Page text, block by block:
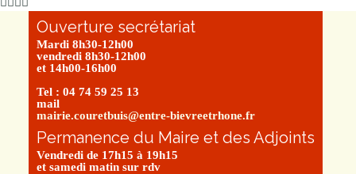
Ouverture secrétariat
Mardi 8h30-12h00
vendredi 8h30-12h00
et 14h00-16h00
Tel : 04 74 59 25 13
mail
mairie.couretbuis@entre-bievreetrhone.fr
Permanence du Maire et des Adjoints
Vendredi de 17h15 à 19h15
et samedi matin sur rdv